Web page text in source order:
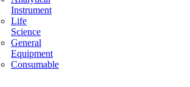
Instrument
Life
Science
General
Equipment
Consumable